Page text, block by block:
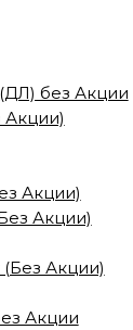
без Акции
Акции)
Акции)
Акции)
Акции)
Акции